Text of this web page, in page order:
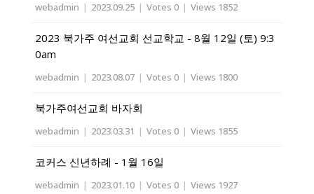
webadmin | 2023.09.25 | Votes 0 | Views 1852
2023 북가주 여선교회 선교학교 - 8월 12일 (토) 9:3
0am
webadmin | 2023.08.07 | Votes 0 | Views 1800
북가주여선교회 바자회
webadmin | 2023.03.31 | Votes 0 | Views 1855
코커스 신년하례 - 1월 16일
webadmin | 2023.01.10 | Votes 0 | Views 1927